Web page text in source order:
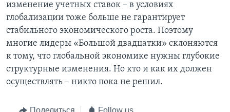
изменение учетных ставок – в условиях
глобализации тоже больше не гарантирует
стабильного экономического роста. Поэтому
многие лидеры «Большой двадцатки» склоняются
к тому, что глобальной экономике нужны глубокие
структурные изменения. Но кто и как их должен
осуществлять – никто пока не решил.
Поделиться Follow us